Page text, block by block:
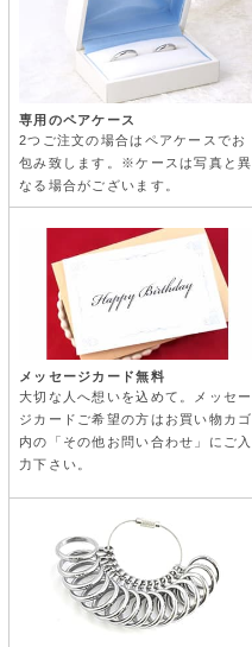
専用のペアケース
2つご注文の場合はペアケースでお
包み致します。※ケースは写真と異
なる場合がございます。
メッセージカード無料
大切な人へ想いを込めて。メッセー
ジカードご希望の方はお買い物カゴ
内の「その他お問い合わせ」にご入
力下さい。